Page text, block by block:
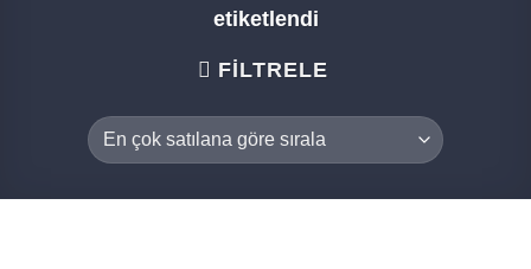
etiketlendi
FILTRELE